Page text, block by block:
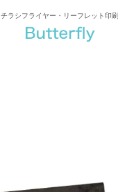
チラシフライヤー・リーフレット印刷